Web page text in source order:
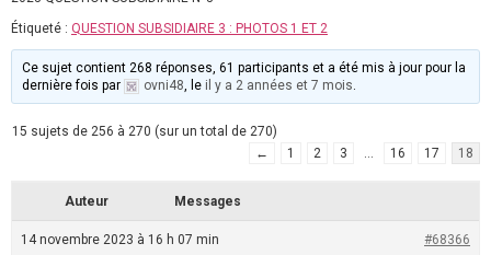
Étiqueté : QUESTION SUBSIDIAIRE 3 : PHOTOS 1 ET 2
Ce sujet contient 268 réponses, 61 participants et a été mis à jour pour la
dernière fois par
ovni48, le il y a 2 années et 7 mois.
15 sujets de 256 à 270 (sur un total de 270)
←
1 2 3 … 16 17 18
Auteur Messages
14 novembre 2023 à 16 h 07 min #68366